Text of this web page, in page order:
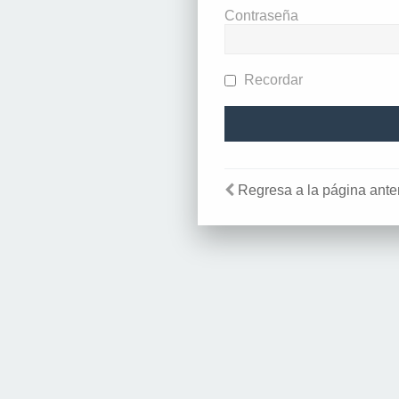
Contraseña
Recordar
Regresa a la página